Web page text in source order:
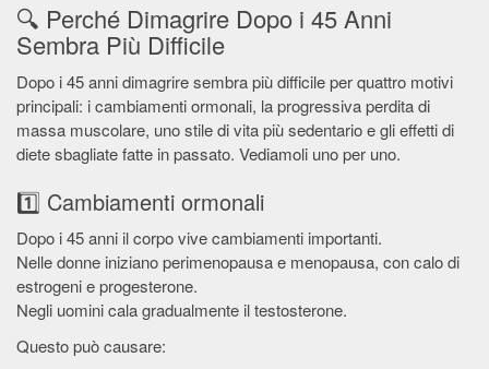
🔍 Perché Dimagrire Dopo i 45 Anni
Sembra Più Difficile
Dopo i 45 anni dimagrire sembra più difficile per quattro motivi
principali: i cambiamenti ormonali, la progressiva perdita di
massa muscolare, uno stile di vita più sedentario e gli effetti di
diete sbagliate fatte in passato. Vediamoli uno per uno.
1️⃣ Cambiamenti ormonali
Dopo i 45 anni il corpo vive cambiamenti importanti.
Nelle donne iniziano perimenopausa e menopausa, con calo di
estrogeni e progesterone.
Negli uomini cala gradualmente il testosterone.
Questo può causare: